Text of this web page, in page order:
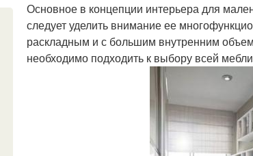
Основное в концепции интерьера для
следует уделить внимание ее
раскладным и с большим внутренним
необходимо подходить к выбору всей